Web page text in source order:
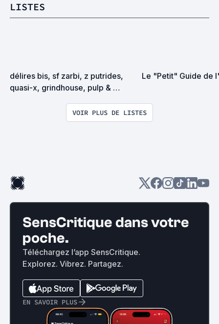
LISTES
délires bis, sf zarbi, z putrides,
quasi-x, grindhouse, pulp &
Le "Petit" Guide de
VOIR PLUS DE LISTES
SensCritique dans votre
poche.
Téléchargez l’app SensCritique.
Explorez. Vibrez. Partagez.
EN SAVOIR PLUS